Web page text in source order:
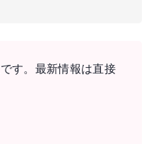
す。最新情報は直接